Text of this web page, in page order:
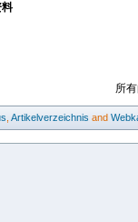
所
Artikelverzeichnis and